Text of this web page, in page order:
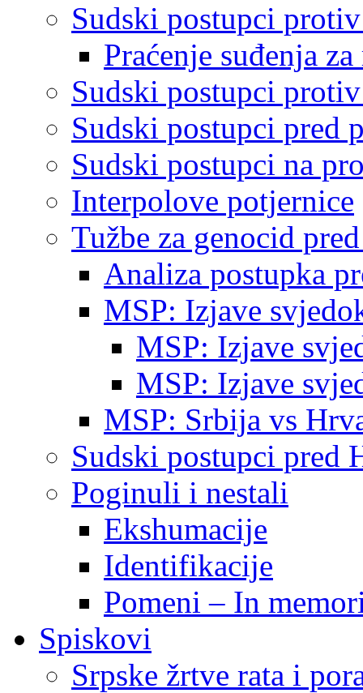
Sudski postupci
Praćenje suđenja
Sudski postupci
Sudski postupci pred
Sudski postupci na
Interpolove potjernice
Tužbe za genocid
Analiza postupka
MSP: Izjave
MSP: Izjave
MSP: Izjave
MSP: Srbija vs
Sudski postupci pred
Poginuli i nestali
Ekshumacije
Identifikacije
Pomeni – In
Spiskovi
Srpske žrtve rata i